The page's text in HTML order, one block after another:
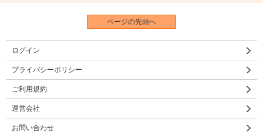
ページの先頭へ
ログイン
プライバシーポリシー
ご利用規約
運営会社
お問い合わせ